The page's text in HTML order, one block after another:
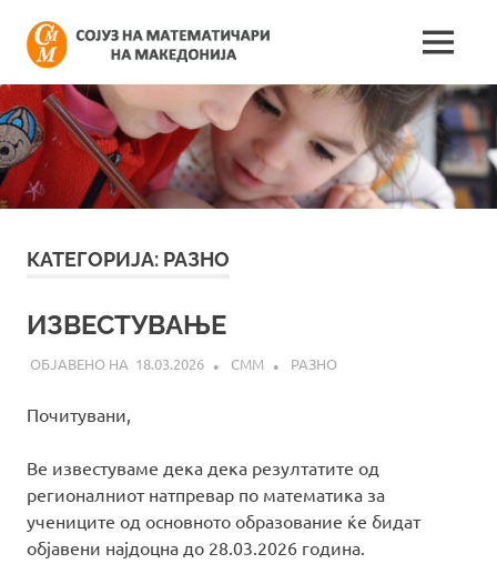
content
на
на
информации
поврзани
со
работата
на
MENU
КАТЕГОРИЈА: РАЗНО
ИЗВЕСТУВАЊЕ
18.03.2026 СММ РАЗНО
Почитувани,
Ве известуваме дека дека резултатите од
регионалниот натпревар по математика за
учениците од основното образование ќе бидат
објавени најдоцна до 28.03.2026 година.